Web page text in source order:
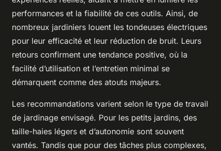
performances et la fiabilité de ces outils. Ainsi, de
nombreux jardiniers louent les tondeuses électriques
pour leur efficacité et leur réduction de bruit. Leurs
retours confirment une tendance positive, où la
facilité d’utilisation et l’entretien minimal se
démarquent comme des atouts majeurs.
Les recommandations varient selon le type de travail
de jardinage envisagé. Pour les petits jardins, des
taille-haies légers et d’autonomie sont souvent
vantés. Tandis que pour des tâches plus complexes,